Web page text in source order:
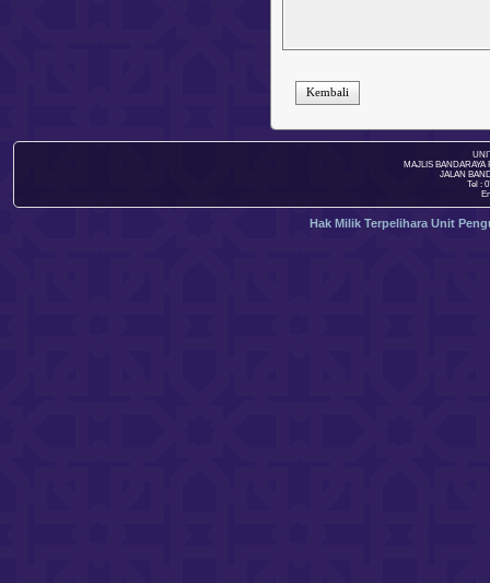
Kembali
MAJLIS
JALAN
Tel :
Hak Milik Terpelihara Unit